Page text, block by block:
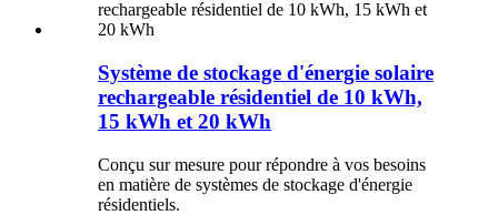
Système de stockage d'énergie solaire
rechargeable résidentiel de 10 kWh,
15 kWh et 20 kWh
Conçu sur mesure pour répondre à vos besoins
en matière de systèmes de stockage d'énergie
résidentiels.